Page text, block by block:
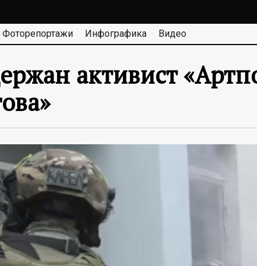
Фоторепортажи Инфографика Видео
активист